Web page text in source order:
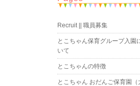
Recruit || 職員募集
とこちゃん保育グループ入園
いて
とこちゃんの特徴
とこちゃん おだんご保育園（